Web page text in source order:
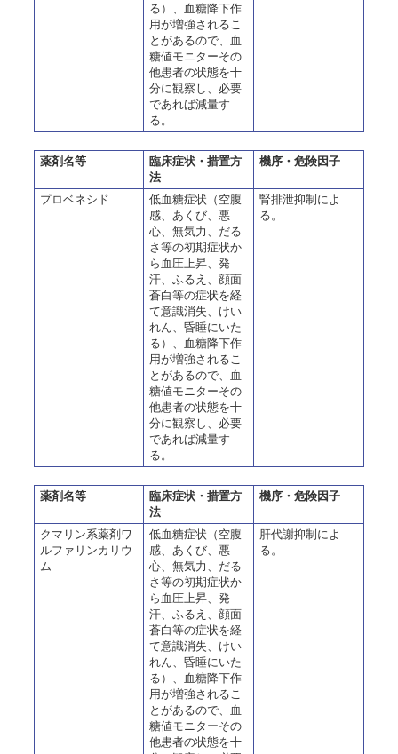
る）、血糖降下作
用が増強されるこ
とがあるので、血
糖値モニターその
他患者の状態を十
分に観察し、必要
であれば減量す
る。
薬剤名等
臨床症状・措置方
法
機序・危険因子
プロベネシド
低血糖症状（空腹
感、あくび、悪
心、無気力、だる
さ等の初期症状か
ら血圧上昇、発
汗、ふるえ、顔面
蒼白等の症状を経
て意識消失、けい
れん、昏睡にいた
る）、血糖降下作
用が増強されるこ
とがあるので、血
糖値モニターその
他患者の状態を十
分に観察し、必要
であれば減量す
る。
腎排泄抑制によ
る。
薬剤名等
臨床症状・措置方
法
機序・危険因子
クマリン系薬剤ワ
ルファリンカリウ
ム
低血糖症状（空腹
感、あくび、悪
心、無気力、だる
さ等の初期症状か
ら血圧上昇、発
汗、ふるえ、顔面
蒼白等の症状を経
て意識消失、けい
れん、昏睡にいた
る）、血糖降下作
用が増強されるこ
とがあるので、血
糖値モニターその
他患者の状態を十
肝代謝抑制によ
る。